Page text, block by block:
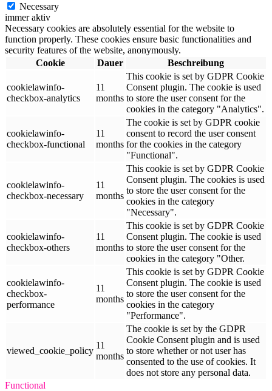
Necessary
immer aktiv
Necessary cookies are absolutely essential for the website to
function properly. These cookies ensure basic functionalities and
security features of the website, anonymously.
Cookie
Dauer Beschreibung
cookielawinfo-
checkbox-analytics
11
months
This cookie is set by GDPR Cookie
Consent plugin. The cookie is used
to store the user consent for the
cookies in the category "Analytics".
cookielawinfo-
checkbox-functional
11
months
The cookie is set by GDPR cookie
consent to record the user consent
for the cookies in the category
"Functional".
cookielawinfo-
checkbox-necessary
11
months
This cookie is set by GDPR Cookie
Consent plugin. The cookies is used
to store the user consent for the
cookies in the category
"Necessary".
cookielawinfo-
checkbox-others
11
months
This cookie is set by GDPR Cookie
Consent plugin. The cookie is used
to store the user consent for the
cookies in the category "Other.
cookielawinfo-
checkbox-
performance
11
months
This cookie is set by GDPR Cookie
Consent plugin. The cookie is used
to store the user consent for the
cookies in the category
"Performance".
viewed_cookie_policy
11
months
The cookie is set by the GDPR
Cookie Consent plugin and is used
to store whether or not user has
consented to the use of cookies. It
does not store any personal data.
Functional